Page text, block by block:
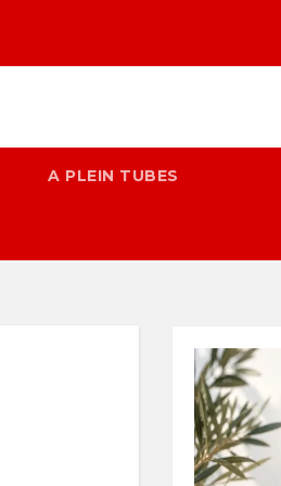
A PLEIN TUBES